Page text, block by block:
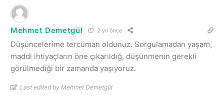
Mehmet Demetgül 2 yıl önce
Düşüncelerime tercüman oldunuz. Sorgulamadan yaşam,
maddi ihtiyaçların öne çıkarıldığ, düşünmenin gerekli
görülmediği bir zamanda yaşıyoruz.
Last edited by Mehmet Demetgül